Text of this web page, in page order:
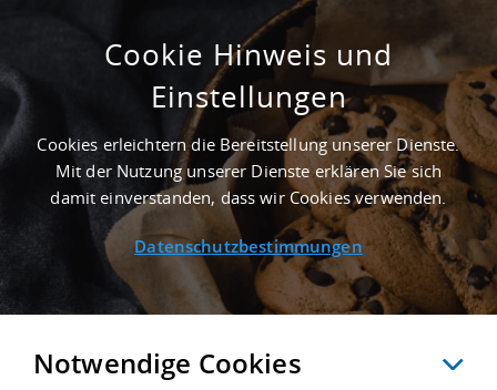
Cookie Hinweis und
Einstellungen
Cookies erleichtern die Bereitstellung unserer Dienste.
Mit der Nutzung unserer Dienste erklären Sie sich
damit einverstanden, dass wir Cookies verwenden.
Datenschutzbestimmungen
Notwendige Cookies